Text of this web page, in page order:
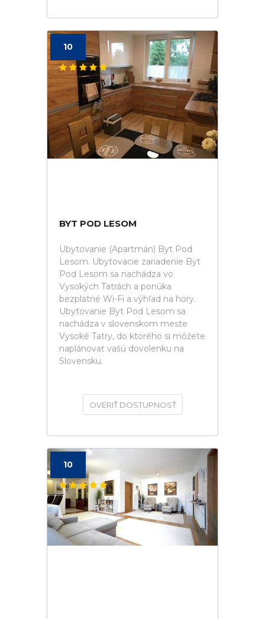
10
BYT POD LESOM
Ubytovanie (Apartmán) Byt Pod
Lesom. Ubytovacie zariadenie Byt
Pod Lesom sa nachádza vo
Vysokých Tatrách a ponúka
bezplatné Wi-Fi a výhľad na hory.
Ubytovanie Byt Pod Lesom sa
nachádza v slovenskom meste
Vysoké Tatry, do ktorého si môžete
naplánovať vašú dovolenku na
Slovensku.
OVERIŤ DOSTUPNOSŤ
10